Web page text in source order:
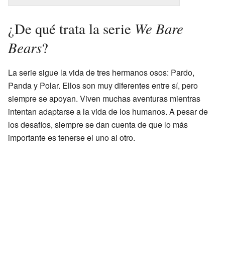
¿De qué trata la serie We Bare
Bears?
La serie sigue la vida de tres hermanos osos: Pardo,
Panda y Polar. Ellos son muy diferentes entre sí, pero
siempre se apoyan. Viven muchas aventuras mientras
intentan adaptarse a la vida de los humanos. A pesar de
los desafíos, siempre se dan cuenta de que lo más
importante es tenerse el uno al otro.